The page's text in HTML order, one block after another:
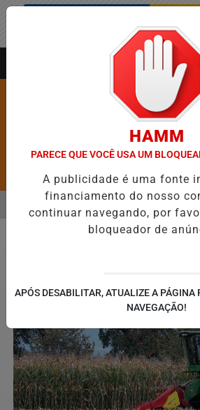
Pesquisar Notícia
EM ALTA
HAMM
PARECE QUE VOCÊ USA UM
A publicidade é uma fonte
financiamento do nosso
continuar navegando, por
bloqueador de
APÓS DESABILITAR, ATUALIZE A PÁGINA
NAVEGAÇÃO!